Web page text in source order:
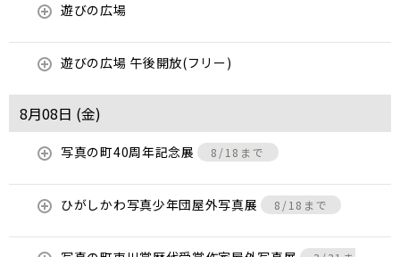
遊びの広場
遊びの広場 午後開放(フリー)
8月08日 (金)
写真の町40周年記念展 8/18まで
ひがしかわ写真少年団屋外写真展 8/18まで